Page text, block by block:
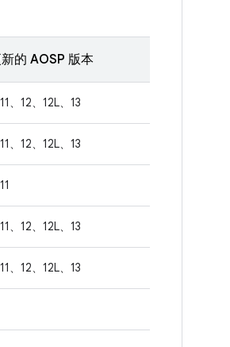
的 AOSP 版本
、12、12L、13
、12、12L、13
、12、12L、13
、12、12L、13